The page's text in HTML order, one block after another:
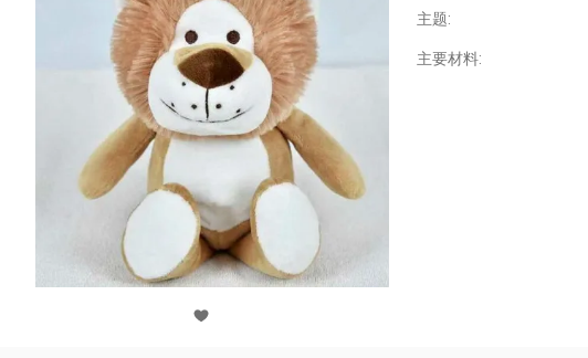
主题:
主要材料: